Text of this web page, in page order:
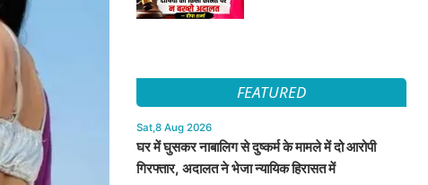
FEATURED
Sat,8 Aug 2026
घर में घुसकर नाबालिग से दुष्कर्म के मामले में दो आरोपी
गिरफ्तार, अदालत ने भेजा न्यायिक हिरासत में